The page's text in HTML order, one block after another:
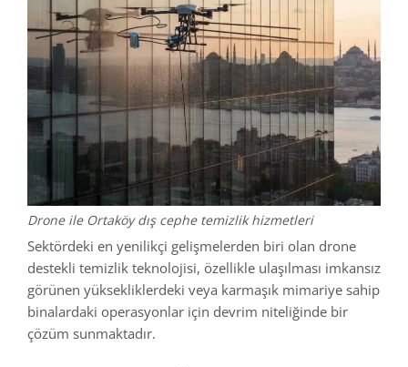
Drone ile Ortaköy dış cephe temizlik hizmetleri
Sektördeki en yenilikçi gelişmelerden biri olan drone
destekli temizlik teknolojisi, özellikle ulaşılması imkansız
görünen yüksekliklerdeki veya karmaşık mimariye sahip
binalardaki operasyonlar için devrim niteliğinde bir
çözüm sunmaktadır.